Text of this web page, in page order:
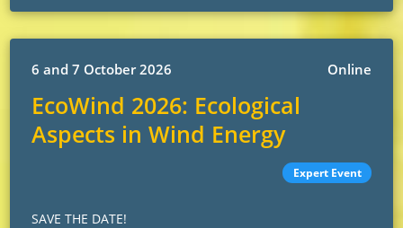
6 and 7 October 2026 Online
EcoWind 2026: Ecological
Aspects in Wind Energy
Expert Event
SAVE THE DATE!